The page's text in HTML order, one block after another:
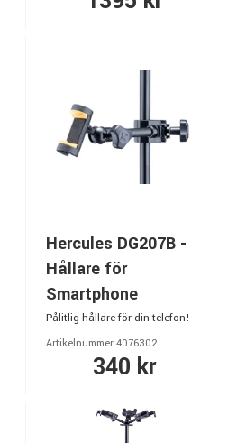
Hercules DG207B -
Hållare för
Smartphone
Pålitlig hållare för din telefon!
Artikelnummer 4076302
340 kr